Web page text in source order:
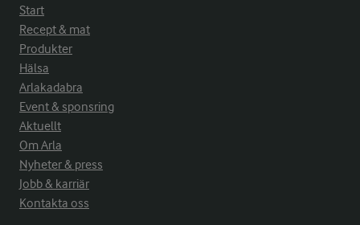
Start
Recept & mat
Produkter
Hälsa
Arlakadabra
Event & sponsring
Aktuellt
Om Arla
Nyheter & press
Jobb & karriär
Kontakta oss